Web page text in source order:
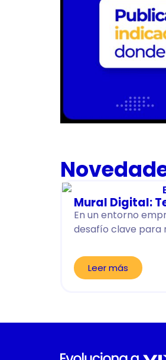
Mural Digital:
En un entorno
desafío clave para
Leer más